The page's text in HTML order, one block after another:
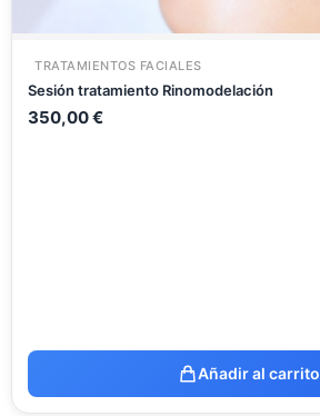
TRATAMIENTOS FACIALES
Sesión tratamiento Rinomodelación
350,00€
Añadir al carrito